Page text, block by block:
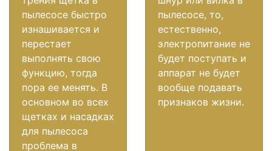
пылесосе быстро
изнашивается и
перестает
выполнять свою
функцию, тогда
пора ее менять. В
основном во всех
щетках и насадках
для пылесоса
проблема в
пылесосе, то,
естественно,
электропитание не
будет поступать и
аппарат не будет
вообще подавать
признаков жизни.